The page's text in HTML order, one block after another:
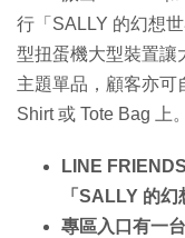
行「SALLY 的幻想
型扭蛋機大型裝置讓
主題單品，顧客亦可
Shirt 或 Tote Bag 上。
LINE
「SALLY 的
專區入口有一